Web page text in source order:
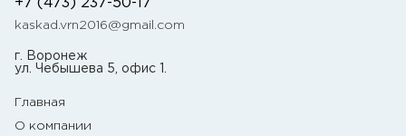
+7 (473) 237-50-17
kaskad.vrn2016@gmail.com
г. Воронеж
ул. Чебышева 5, офис 1.
Главная
О компании